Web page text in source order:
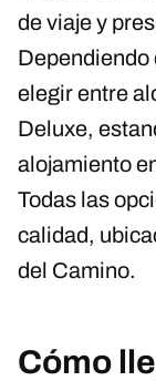
de viaje y
Dependiendo
elegir entre
Deluxe,
alojamiento
Todas las
calidad,
del Camino.
Cómo